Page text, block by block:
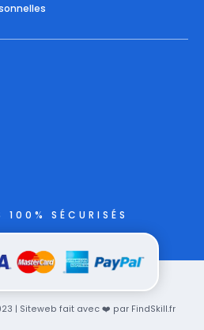
100% SÉCURISÉS
| Siteweb fait avec ❤️ par FindSkill.fr